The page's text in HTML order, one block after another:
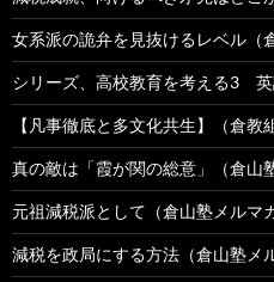
女系派の詭弁を見抜けるレベル（
シリーズ、高校教育を考える3 英
【凡事徹底と多文化共生】（倉教
真の敵は「霞が関の総意」（倉山
元祖減税派として（倉山塾メルマ
減税を政局にする方法（倉山塾メ